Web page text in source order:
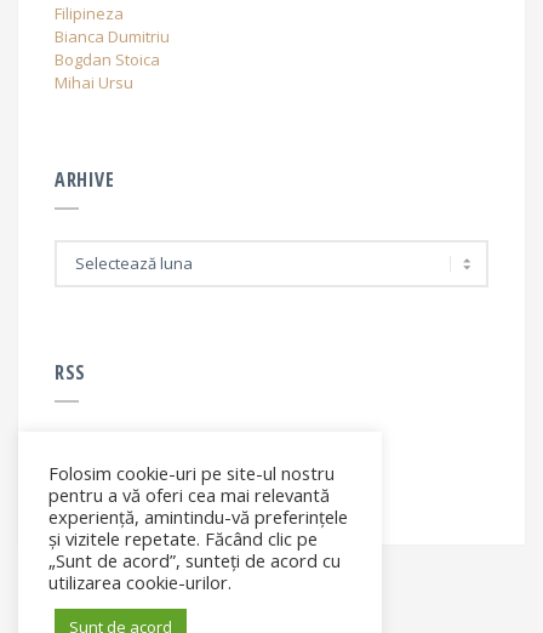
Filipineza
Bianca Dumitriu
Bogdan Stoica
Mihai Ursu
ARHIVE
RSS
RSS - articole
Folosim cookie-uri pe site-ul nostru
pentru a vă oferi cea mai relevantă
experiență, amintindu-vă preferințele
și vizitele repetate. Făcând clic pe
„Sunt de acord”, sunteți de acord cu
utilizarea cookie-urilor.
Sunt de acord